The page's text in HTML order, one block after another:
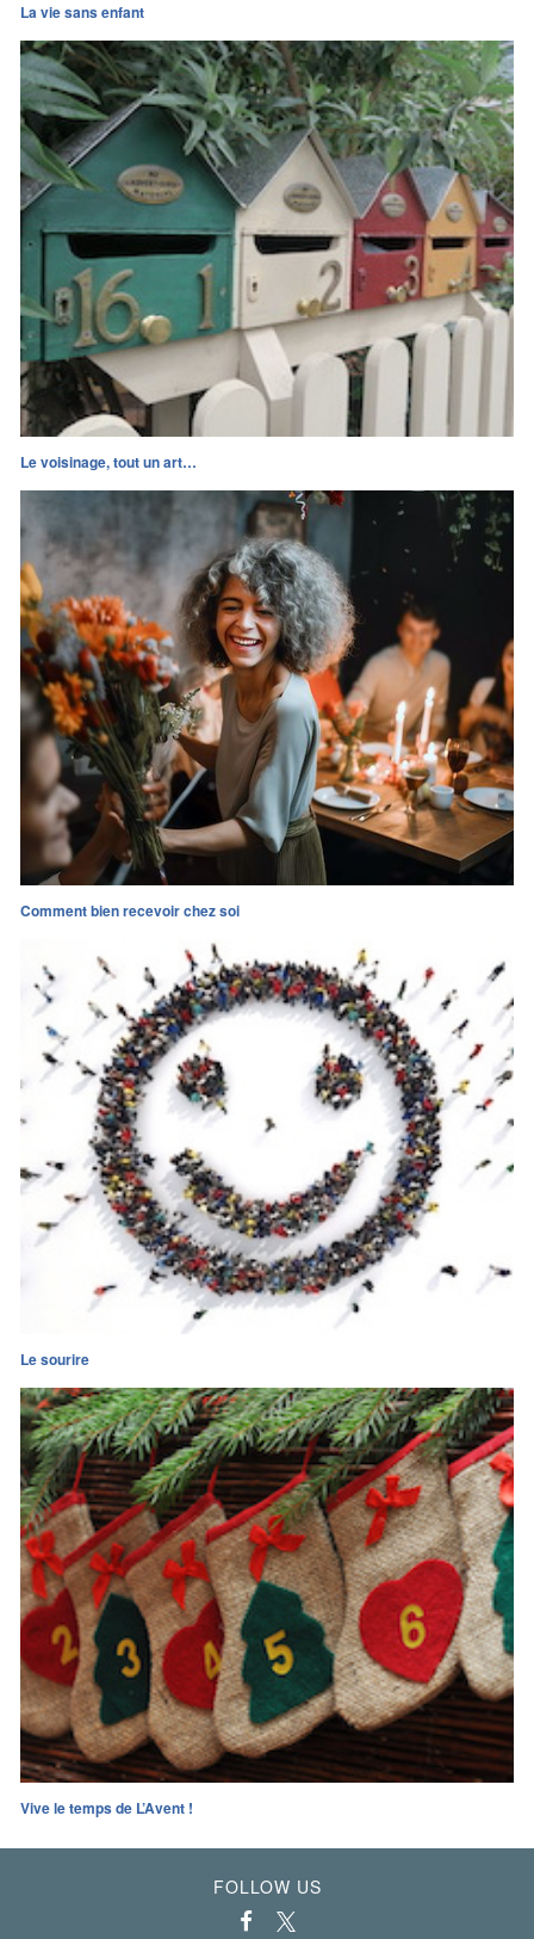
La vie sans enfant
Le voisinage, tout un art…
Comment bien recevoir chez soi
Le sourire
Vive le temps de L’Avent !
FOLLOW US